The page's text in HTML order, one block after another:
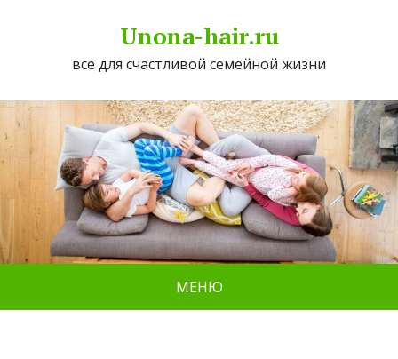
Unona-hair.ru
все для счастливой семейной жизни
МЕНЮ